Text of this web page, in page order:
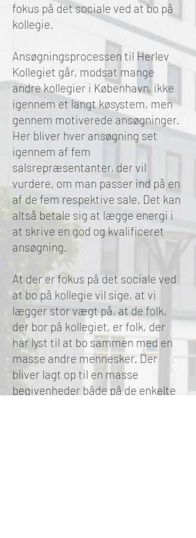
fokus på det sociale ved at bo på
kollegie.
Ansøgningsprocessen til Herlev
Kollegiet går, modsat mange
andre kollegier i København, ikke
igennem et langt køsystem, men
gennem motiverede ansøgninger.
Her bliver hver ansøgning set
igennem af fem
salsrepræsentanter, der vil
vurdere, om man passer ind på en
af de fem respektive sale. Det kan
altså betale sig at lægge energi i
at skrive en god og kvalificeret
ansøgning.
At der er fokus på det sociale ved
at bo på kollegie vil sige, at vi
lægger stor vægt på, at de folk,
der bor på kollegiet, er folk, der
har lyst til at bo sammen med en
masse andre mennesker. Der
bliver lagt op til en masse
begivenheder både på de enkelte